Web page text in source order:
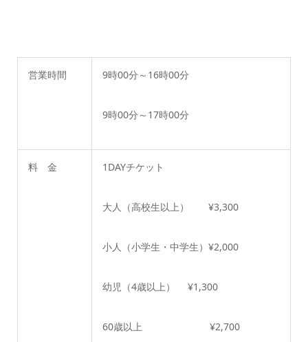
営業時間 9時00分～16時00分
9時00分～17時00分
料 金 1DAYチケット
大人（高校生以上） ¥3,300
小人（小学生・中学生）¥2,000
幼児（4歳以上） ¥1,300
60歳以上 ¥2,700